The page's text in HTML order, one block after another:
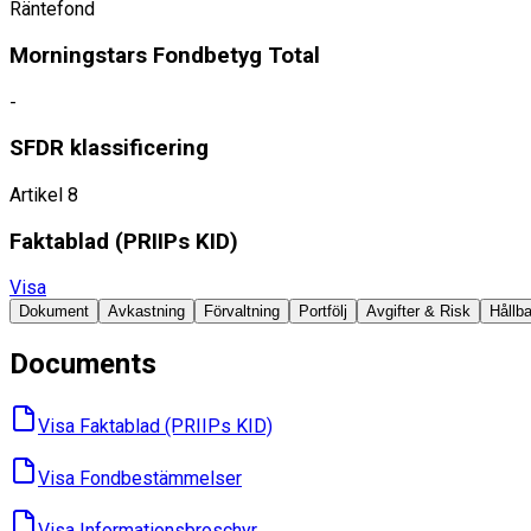
Räntefond
Morningstars Fondbetyg Total
-
SFDR klassificering
Artikel 8
Faktablad ​(PRIIPs KID)
Visa
Dokument Avkastning Förvaltning Portfölj Avgifter & Risk
Documents
Visa Faktablad ​(PRIIPs KID)
Visa Fondbes­tämmelser